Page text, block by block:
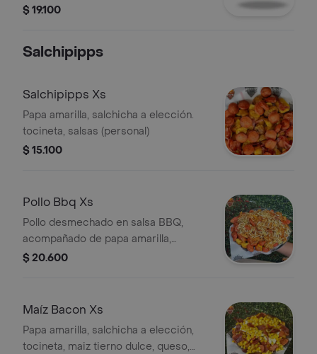
tocineta, salsa bbq, salsa de la casa,
$ 19.100
Salchipipps
Salchipipps Xs
Papa amarilla, salchicha a elección.
tocineta, salsas (personal)
$ 15.100
Pollo Bbq Xs
Pollo desmechado en salsa BBQ,
acompañado de papa amarilla,
salchicha a elección y ripio de papa.
$ 20.600
Maíz Bacon Xs
Papa amarilla, salchicha a elección,
tocineta, maiz tierno dulce, queso,